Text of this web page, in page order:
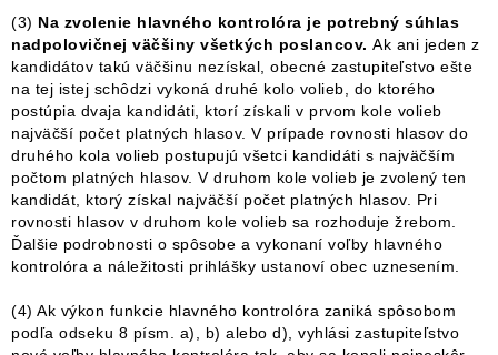
(3) Na zvolenie hlavného kontrolóra je potrebný súhlas
nadpolovičnej väčšiny všetkých poslancov. Ak ani jeden z
kandidátov takú väčšinu nezískal, obecné zastupiteľstvo ešte
na tej istej schôdzi vykoná druhé kolo volieb, do ktorého
postúpia dvaja kandidáti, ktorí získali v prvom kole volieb
najväčší počet platných hlasov. V prípade rovnosti hlasov do
druhého kola volieb postupujú všetci kandidáti s najväčším
počtom platných hlasov. V druhom kole volieb je zvolený ten
kandidát, ktorý získal najväčší počet platných hlasov. Pri
rovnosti hlasov v druhom kole volieb sa rozhoduje žrebom.
Ďalšie podrobnosti o spôsobe a vykonaní voľby hlavného
kontrolóra a náležitosti prihlášky ustanoví obec uznesením.
(4) Ak výkon funkcie hlavného kontrolóra zaniká spôsobom
podľa odseku 8 písm. a), b) alebo d), vyhlási zastupiteľstvo